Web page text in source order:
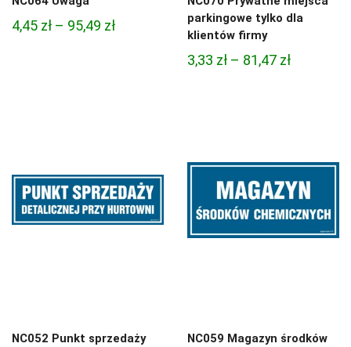
4,45 zł – 95,49 złZakres
parkingowe tylko dla
klientów firmy
3,33 zł – 81,47 złZakres
81,47 zł
NC052 Punkt sprzedaży
NC059 Magazyn środków